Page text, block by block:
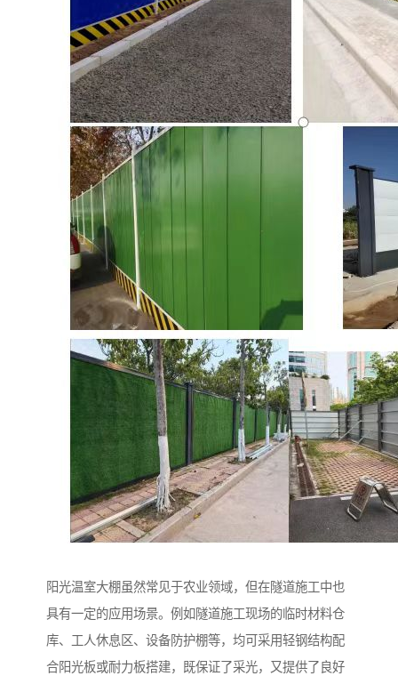
阳光温室大棚虽然常见于农业领域，但在隧道施工中也
具有一定的应用场景。例如隧道施工现场的临时材料仓
库、工人休息区、设备防护棚等，均可采用轻钢结构配
合阳光板或耐力板搭建，既保证了采光，又提供了良好